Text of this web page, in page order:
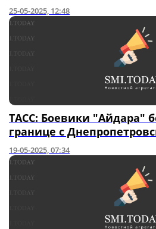
25-05-2025, 12:48
ТАСС: Боевики "Айдара"
границе с
19-05-2025, 07:34